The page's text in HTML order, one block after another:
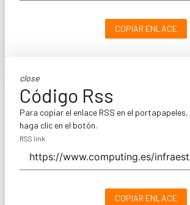
COPIAR ENLACE
close
Código Rss
Para copiar el enlace RSS en el portapapeles,
haga clic en el botón.
RSS link
COPIAR ENLACE